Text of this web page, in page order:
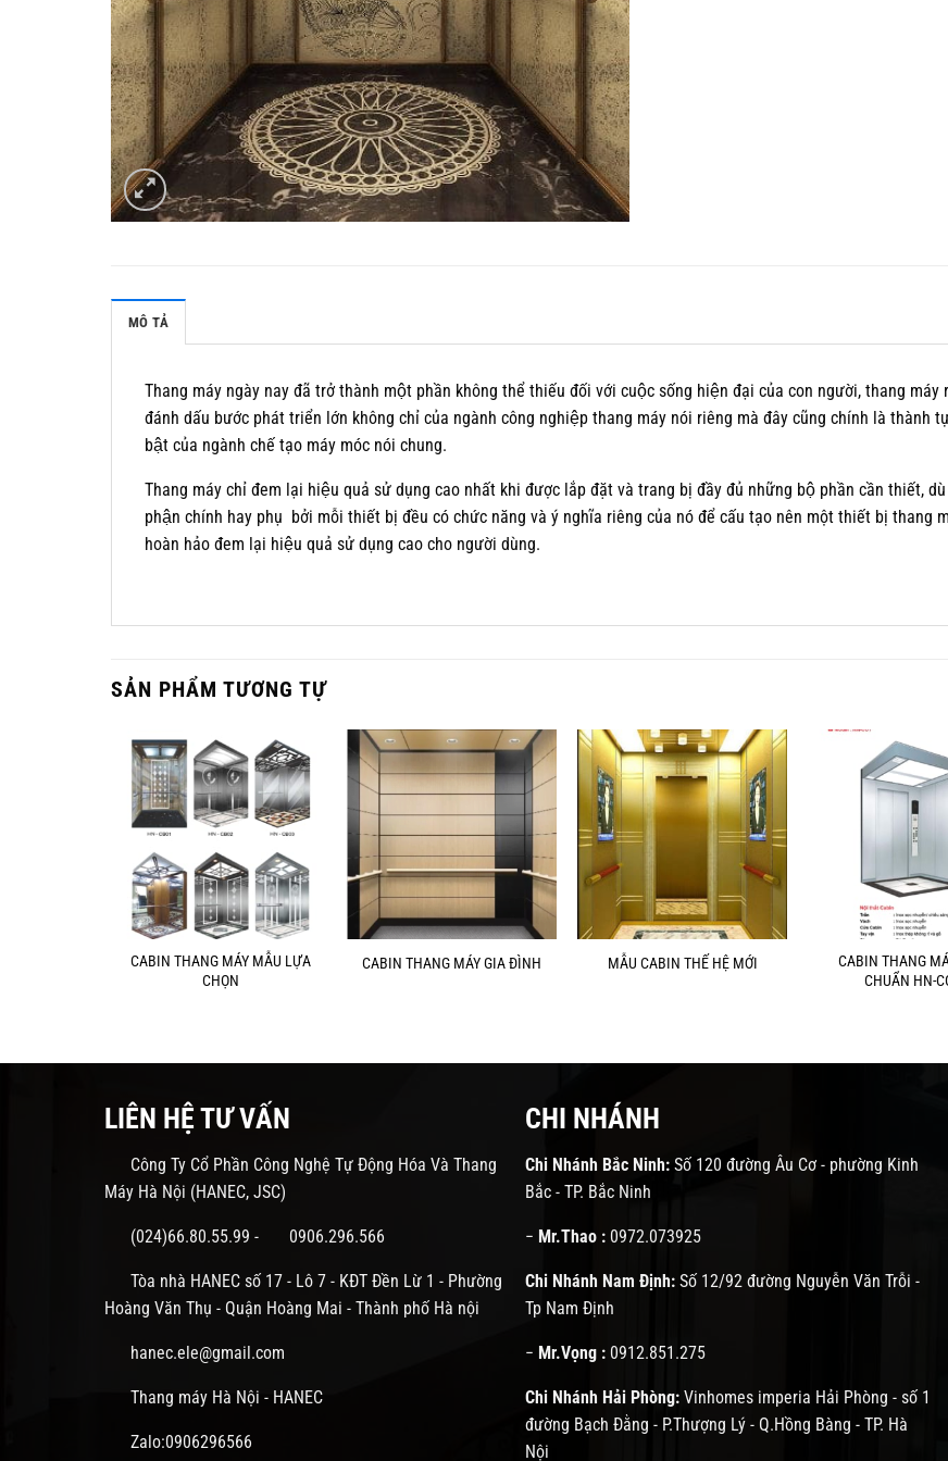
MÔ TẢ
Thang máy ngày nay đã trở thành một phần không thể thiếu đối với cuộc sống hiện đại của con người, thang máy
đánh dấu bước phát triển lớn không chỉ của ngành công nghiệp thang máy nói riêng mà đây cũng chính là thành
bật của ngành chế tạo máy móc nói chung.
Thang máy chỉ đem lại hiệu quả sử dụng cao nhất khi được lắp đặt và trang bị đầy đủ những bộ phần cần thiết,
phận chính hay phụ bởi mỗi thiết bị đều có chức năng và ý nghĩa riêng của nó để cấu tạo nên một thiết bị thang
hoàn hảo đem lại hiệu quả sử dụng cao cho người dùng.
SẢN PHẨM TƯƠNG TỰ
CABIN THANG MÁY MẪU LỰA
CHỌN
CABIN THANG MÁY GIA ĐÌNH MẪU CABIN THẾ HỆ MỚI
CABIN THANG
CHUẨN HN-
LIÊN HỆ TƯ VẤN
Công Ty Cổ Phần Công Nghệ Tự Động Hóa Và Thang
Máy Hà Nội (HANEC, JSC)
(024)66.80.55.99 - 0906.296.566
Tòa nhà HANEC số 17 - Lô 7 - KĐT Đền Lừ 1 - Phường
Hoàng Văn Thụ - Quận Hoàng Mai - Thành phố Hà nội
hanec.ele@gmail.com
Thang máy Hà Nội - HANEC
Zalo:0906296566
CHI NHÁNH
Chi Nhánh Bắc Ninh: Số 120 đường Âu Cơ - phường Kinh
Bắc - TP. Bắc Ninh
− Mr.Thao : 0972.073925
Chi Nhánh Nam Định: Số 12/92 đường Nguyễn Văn Trỗi -
Tp Nam Định
− Mr.Vọng : 0912.851.275
Chi Nhánh Hải Phòng: Vinhomes imperia Hải Phòng - số 1
đường Bạch Đằng - P.Thượng Lý - Q.Hồng Bàng - TP. Hà
Nội